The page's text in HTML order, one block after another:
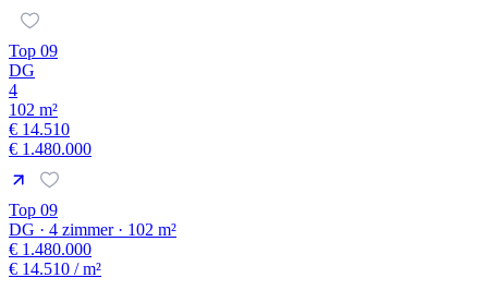
Top 09
DG
4
102 m²
€ 14.510
€ 1.480.000
Top 09
DG · 4 zimmer · 102 m²
€ 1.480.000
€ 14.510 / m²